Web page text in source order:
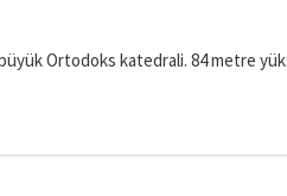
büyük Ortodoks katedrali. 84 metre